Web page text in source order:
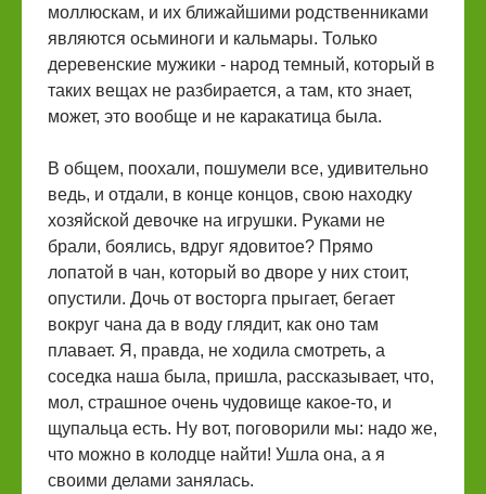
моллюскам, и их ближайшими родственниками
являются осьминоги и кальмары. Только
деревенские мужики - народ темный, который в
таких вещах не разбирается, а там, кто знает,
может, это вообще и не каракатица была.
В общем, поохали, пошумели все, удивительно
ведь, и отдали, в конце концов, свою находку
хозяйской девочке на игрушки. Руками не
брали, боялись, вдруг ядовитое? Прямо
лопатой в чан, который во дворе у них стоит,
опустили. Дочь от восторга прыгает, бегает
вокруг чана да в воду глядит, как оно там
плавает. Я, правда, не ходила смотреть, а
соседка наша была, пришла, рассказывает, что,
мол, страшное очень чудовище какое-то, и
щупальца есть. Ну вот, поговорили мы: надо же,
что можно в колодце найти! Ушла она, а я
своими делами занялась.